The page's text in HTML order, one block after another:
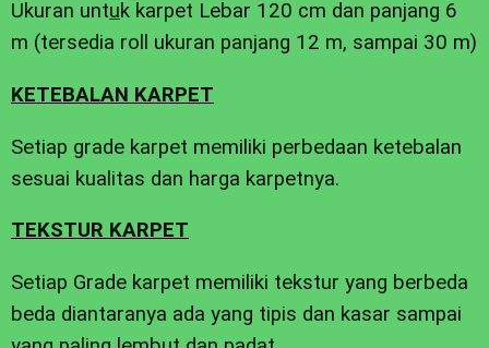
Ukuran untuk karpet Lebar 120 cm dan panjang 6
m (tersedia roll ukuran panjang 12 m, sampai 30 m)
KETEBALAN KARPET
Setiap grade karpet memiliki perbedaan ketebalan
sesuai kualitas dan harga karpetnya.
TEKSTUR KARPET
Setiap Grade karpet memiliki tekstur yang berbeda
beda diantaranya ada yang tipis dan kasar sampai